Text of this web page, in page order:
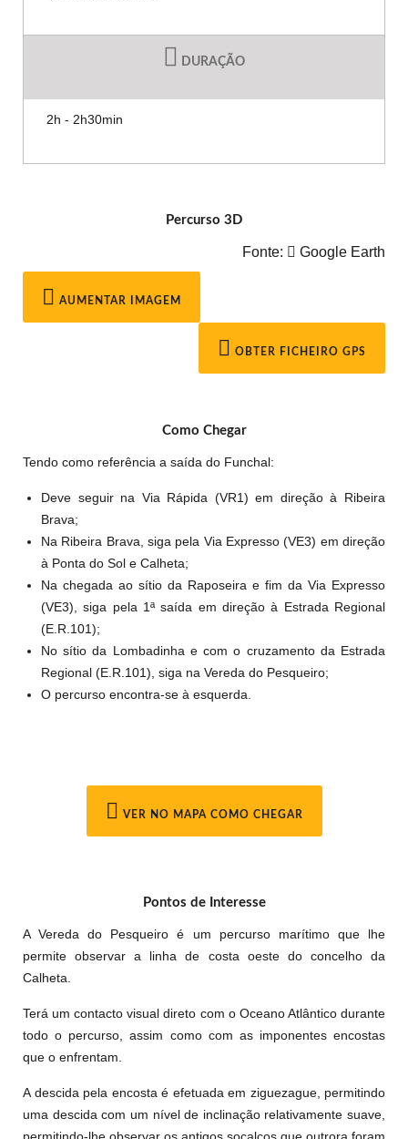
DURAÇÃO
2h - 2h30min
Percurso 3D
Fonte: Google Earth
AUMENTAR IMAGEM
OBTER FICHEIRO GPS
Como Chegar
Tendo como referência a saída do Funchal:
Deve seguir na Via Rápida (VR1) em direção à Ribeira
Brava;
Na Ribeira Brava, siga pela Via Expresso (VE3) em direção
à Ponta do Sol e Calheta;
Na chegada ao sítio da Raposeira e fim da Via Expresso
(VE3), siga pela 1ª saída em direção à Estrada Regional
(E.R.101);
No sítio da Lombadinha e com o cruzamento da Estrada
Regional (E.R.101), siga na Vereda do Pesqueiro;
O percurso encontra-se à esquerda.
VER NO MAPA COMO CHEGAR
Pontos de Interesse
A Vereda do Pesqueiro é um percurso marítimo que lhe
permite observar a linha de costa oeste do concelho da
Calheta.
Terá um contacto visual direto com o Oceano Atlântico durante
todo o percurso, assim como com as imponentes encostas
que o enfrentam.
A descida pela encosta é efetuada em ziguezague, permitindo
uma descida com um nível de inclinação relativamente suave,